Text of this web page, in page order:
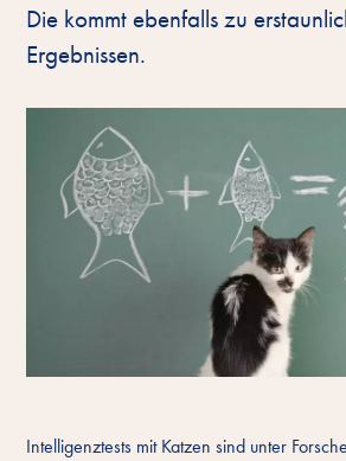
Die kommt ebenfalls zu
Ergebnissen.
Intelligenztests mit Katzen sind unter